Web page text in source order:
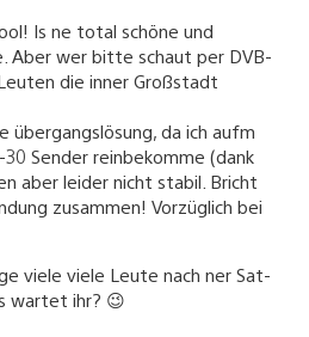
Is ne total schöne und
Aber wer bitte schaut per DVB-
die inner Großstadt
übergangslösung, da ich aufm
Sender reinbekomme (dank
aber leider nicht stabil. Bricht
zusammen! Vorzüglich bei
viele viele Leute nach ner Sat-
wartet ihr? 😉